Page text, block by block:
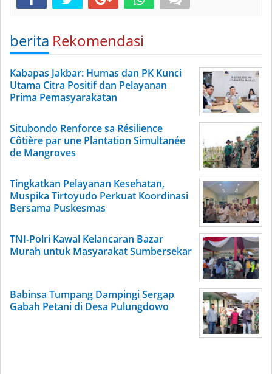
berita Rekomendasi
Kabapas Jakbar: Humas dan PK Kunci
Utama Citra Positif dan Pelayanan
Prima Pemasyarakatan
Situbondo Renforce sa Résilience
Côtière par une Plantation Simultanée
de Mangroves
Tingkatkan Pelayanan Kesehatan,
Muspika Tirtoyudo Perkuat Koordinasi
Bersama Puskesmas
TNI-Polri Kawal Kelancaran Bazar
Murah untuk Masyarakat Sumbersekar
Babinsa Tumpang Dampingi Sergap
Gabah Petani di Desa Pulungdowo